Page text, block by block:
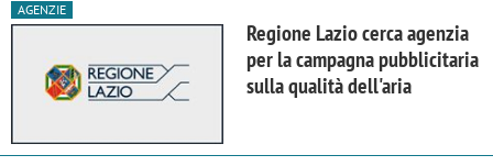
AGENZIE
Regione Lazio cerca agenzia
per la campagna pubblicitaria
sulla qualità dell'aria